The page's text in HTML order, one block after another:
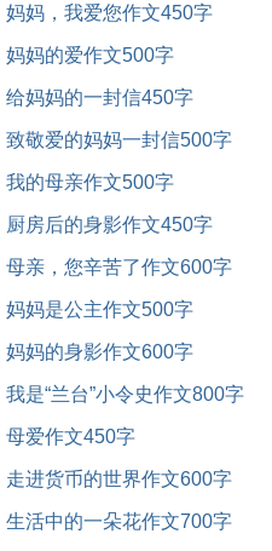
妈妈，我爱您作文450字
妈妈的爱作文500字
给妈妈的一封信450字
致敬爱的妈妈一封信500字
我的母亲作文500字
厨房后的身影作文450字
母亲，您辛苦了作文600字
妈妈是公主作文500字
妈妈的身影作文600字
我是“兰台”小令史作文800字
母爱作文450字
走进货币的世界作文600字
生活中的一朵花作文700字